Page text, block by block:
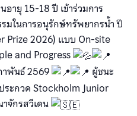
ายุ 15-18 ปี เข้าร่วมการ
มในการอนุรักษ์ทรัพยากรน้ำ ปี
Prize 2026) แบบ On-site
and Progress
พันธ์ 2569
ผู้ชนะ
ระกวด Stockholm Junior
จักรสวีเดน